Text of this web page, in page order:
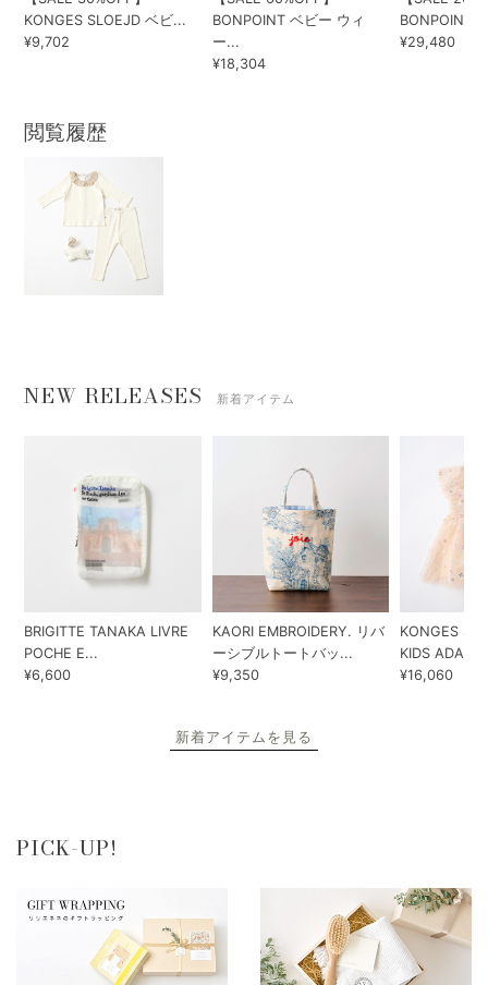
KONGES SLOEJD ベビ...
¥9,702
BONPOINT ベビー ウィ
ー...
¥18,304
BONPOINT
¥29,480
閲覧履歴
NEW RELEASES 新着アイテム
BRIGITTE TANAKA LIVRE
POCHE E...
¥6,600
KAORI EMBROIDERY. リバ
ーシブルトートバッ...
¥9,350
KONGES
KIDS ADA...
¥16,060
新着アイテムを見る
PICK-UP!